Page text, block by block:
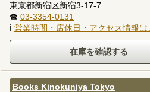
東京都新宿区新宿3-17-7
☎ 03-3354-0131
ℹ 営業時間・店休日・アクセス情報は
Books Kinokuniya Tokyo